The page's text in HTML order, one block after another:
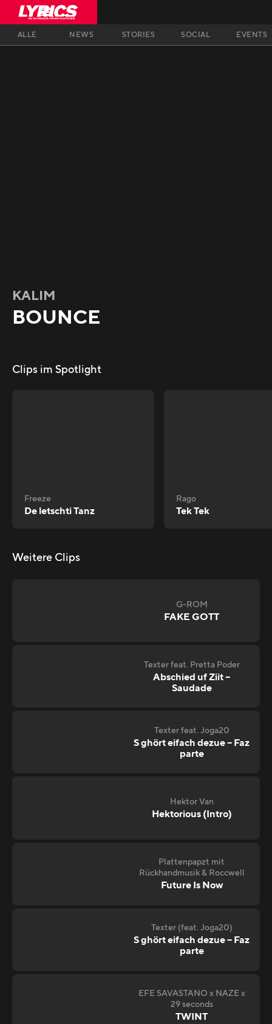
ALLE NEWS STORIES SOCIAL EVENTS
KALIM
BOUNCE
Clips im Spotlight
Freeze
De letschti Tanz
Rago
Tek Tek
Weitere Clips
G-ROM
FAKE GOTT
Texter feat. Pretta Poder
Abschied uf Ziit –
Saudade
Texter feat. Joga20
S ghört eifach dezue – Faz
parte
Hektor Van
Hektorious (Intro)
Plattenpapzt mit
Rückhandmusik & Roccwell
Future Is Now
Texter (feat. Joga20)
S ghört eifach dezue – Faz
parte
EFE SAVASTANO x NAZE x
29 seconds
TWINT